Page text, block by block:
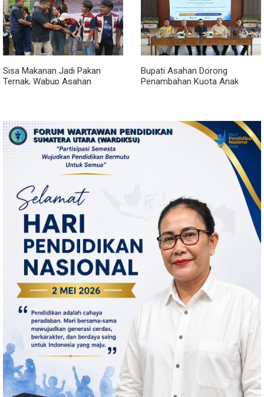
Sisa Makanan Jadi Pakan
Ternak, Wabup Asahan
Bupati Asahan Dorong
Penambahan Kuota Anak